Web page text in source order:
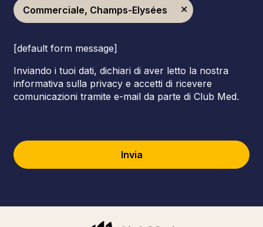
Commerciale, Champs-Elysées
[default form message]
Inviando i tuoi dati, dichiari di aver letto la nostra
informativa sulla privacy e accetti di ricevere
comunicazioni tramite e-mail da parte di Club Med.
Invia